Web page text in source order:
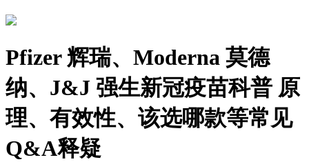
Pfizer 辉瑞、Moderna 莫德
纳、J&J 强生新冠疫苗科普 原
理、有效性、该选哪款等常见
Q&A释疑